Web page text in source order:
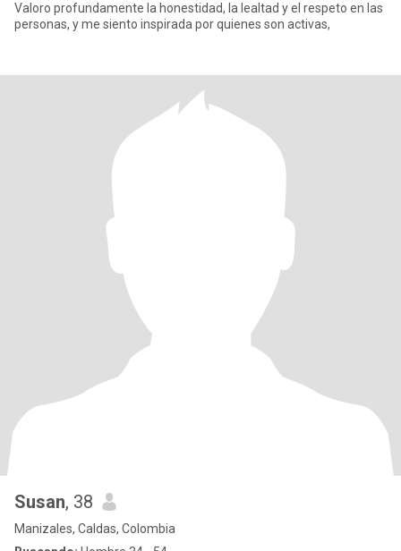
Valoro profundamente la honestidad, la lealtad y el respeto en las
personas, y me siento inspirada por quienes son activas,
Susan, 38
Manizales, Caldas, Colombia